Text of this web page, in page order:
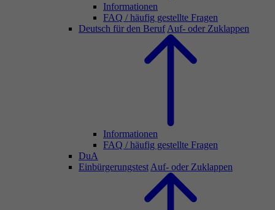
Informationen
FAQ / häufig gestellte Fragen
Deutsch für den Beruf Auf- oder Zuklappen
Informationen
FAQ / häufig gestellte Fragen
DuA
Einbürgerungstest Auf- oder Zuklappen